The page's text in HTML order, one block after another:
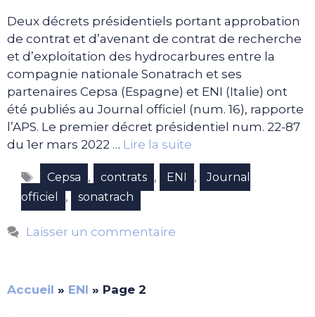
Deux décrets présidentiels portant approbation
de contrat et d’avenant de contrat de recherche
et d’exploitation des hydrocarbures entre la
compagnie nationale Sonatrach et ses
partenaires Cepsa (Espagne) et ENI (Italie) ont
été publiés au Journal officiel (num. 16), rapporte
l’APS. Le premier décret présidentiel num. 22-87
du 1er mars 2022 … Lire la suite
Étiquettes
Cepsa , contrats , ENI ,
Journal
officiel
, sonatrach
Laisser un commentaire
Accueil » ENI » Page 2